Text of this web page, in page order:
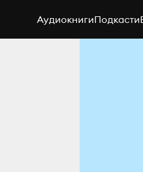
АудиокнигиПодкасти